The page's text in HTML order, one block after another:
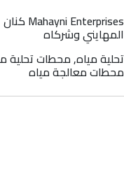
Mahayni Enterprises كنان
المهايني وشركاه
تحلية مياه,محطات تحلية
محطات معالجة مياه